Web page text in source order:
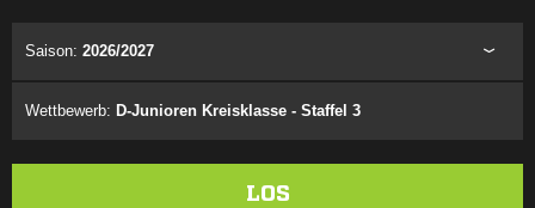
Saison: 2026/2027
Wettbewerb: D-Junioren Kreisklasse - Staffel 3
LOS